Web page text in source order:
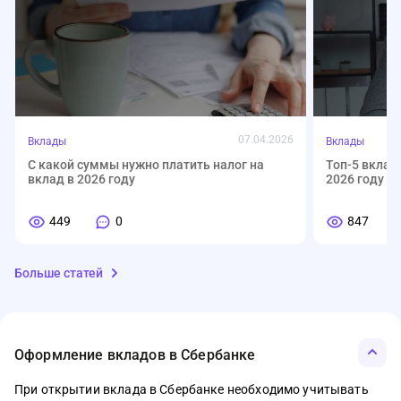
Вклады 07.04.2026
С какой суммы нужно платить налог на
вклад в 2026 году
449 0
Вклады
Топ-5
2026 году
847
Больше статей
Оформление вкладов в Сбербанке
При открытии вклада в Сбербанке необходимо учитывать